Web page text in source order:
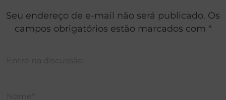
Seu endereço de e-mail não será publicado. Os
campos obrigatórios estão marcados com *